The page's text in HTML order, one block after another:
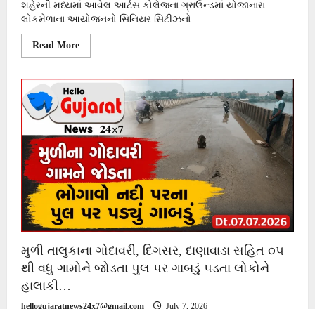
શહેરની મધ્યમાં આવેલ આર્ટસ કોલેજના ગ્રાઉન્ડમાં યોજાનારા
લોકમેળાના આયોજનનો સિનિયર સિટીઝનો...
Read MoreRead
more
મનપા
કચેરી
ખાતે
જન્માષ્ટમી
લોકમેળાનું
સ્થળ
બદલવાની
માંગ
સાથે
સિનિયર
સિટીઝનો
અને
જાગૃત
નાગરિકોએ
રજૂઆત
કરી.
મુળી તાલુકાના ગોદાવરી, દિગસર, દાણાવાડા સહિત ૦૫
થી વધુ ગામોને જોડતા પુલ પર ગાબડું પડતા લોકોને
હાલાકી…
hellogujaratnews24x7@gmail.com July 7, 2026